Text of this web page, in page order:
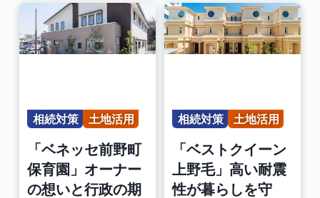
相続対策 土地活用
「ベネッセ前野町
保育園」オーナー
の想いと行政の期
相続対策 土地活用
「ベストクイーン
上野毛」高い耐震
性が暮らしを守